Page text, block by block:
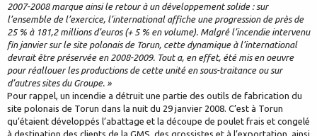
2007-2008 marque ainsi le retour à un développement solide : sur
l’ensemble de l’exercice, l’international affiche une progression de près de
25 % à 181,2 millions d’euros (+ 5 % en volume). Malgré l’incendie intervenu
fin janvier sur le site polonais de Torun, cette dynamique à l’international
devrait être préservée en 2008-2009. Tout a, en effet, été mis en oeuvre
pour réallouer les productions de cette unité en sous-traitance ou sur
d’autres sites du Groupe. »
Pour rappel, un incendie a détruit une partie des outils de fabrication du
site polonais de Torun dans la nuit du 29 janvier 2008. C’est à Torun
qu’étaient développés l’abattage et la découpe de poulet frais et congelé
à destination des clients de la GMS, des grossistes et à l’exportation, ainsi